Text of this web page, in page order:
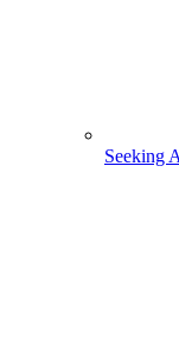
Seeking